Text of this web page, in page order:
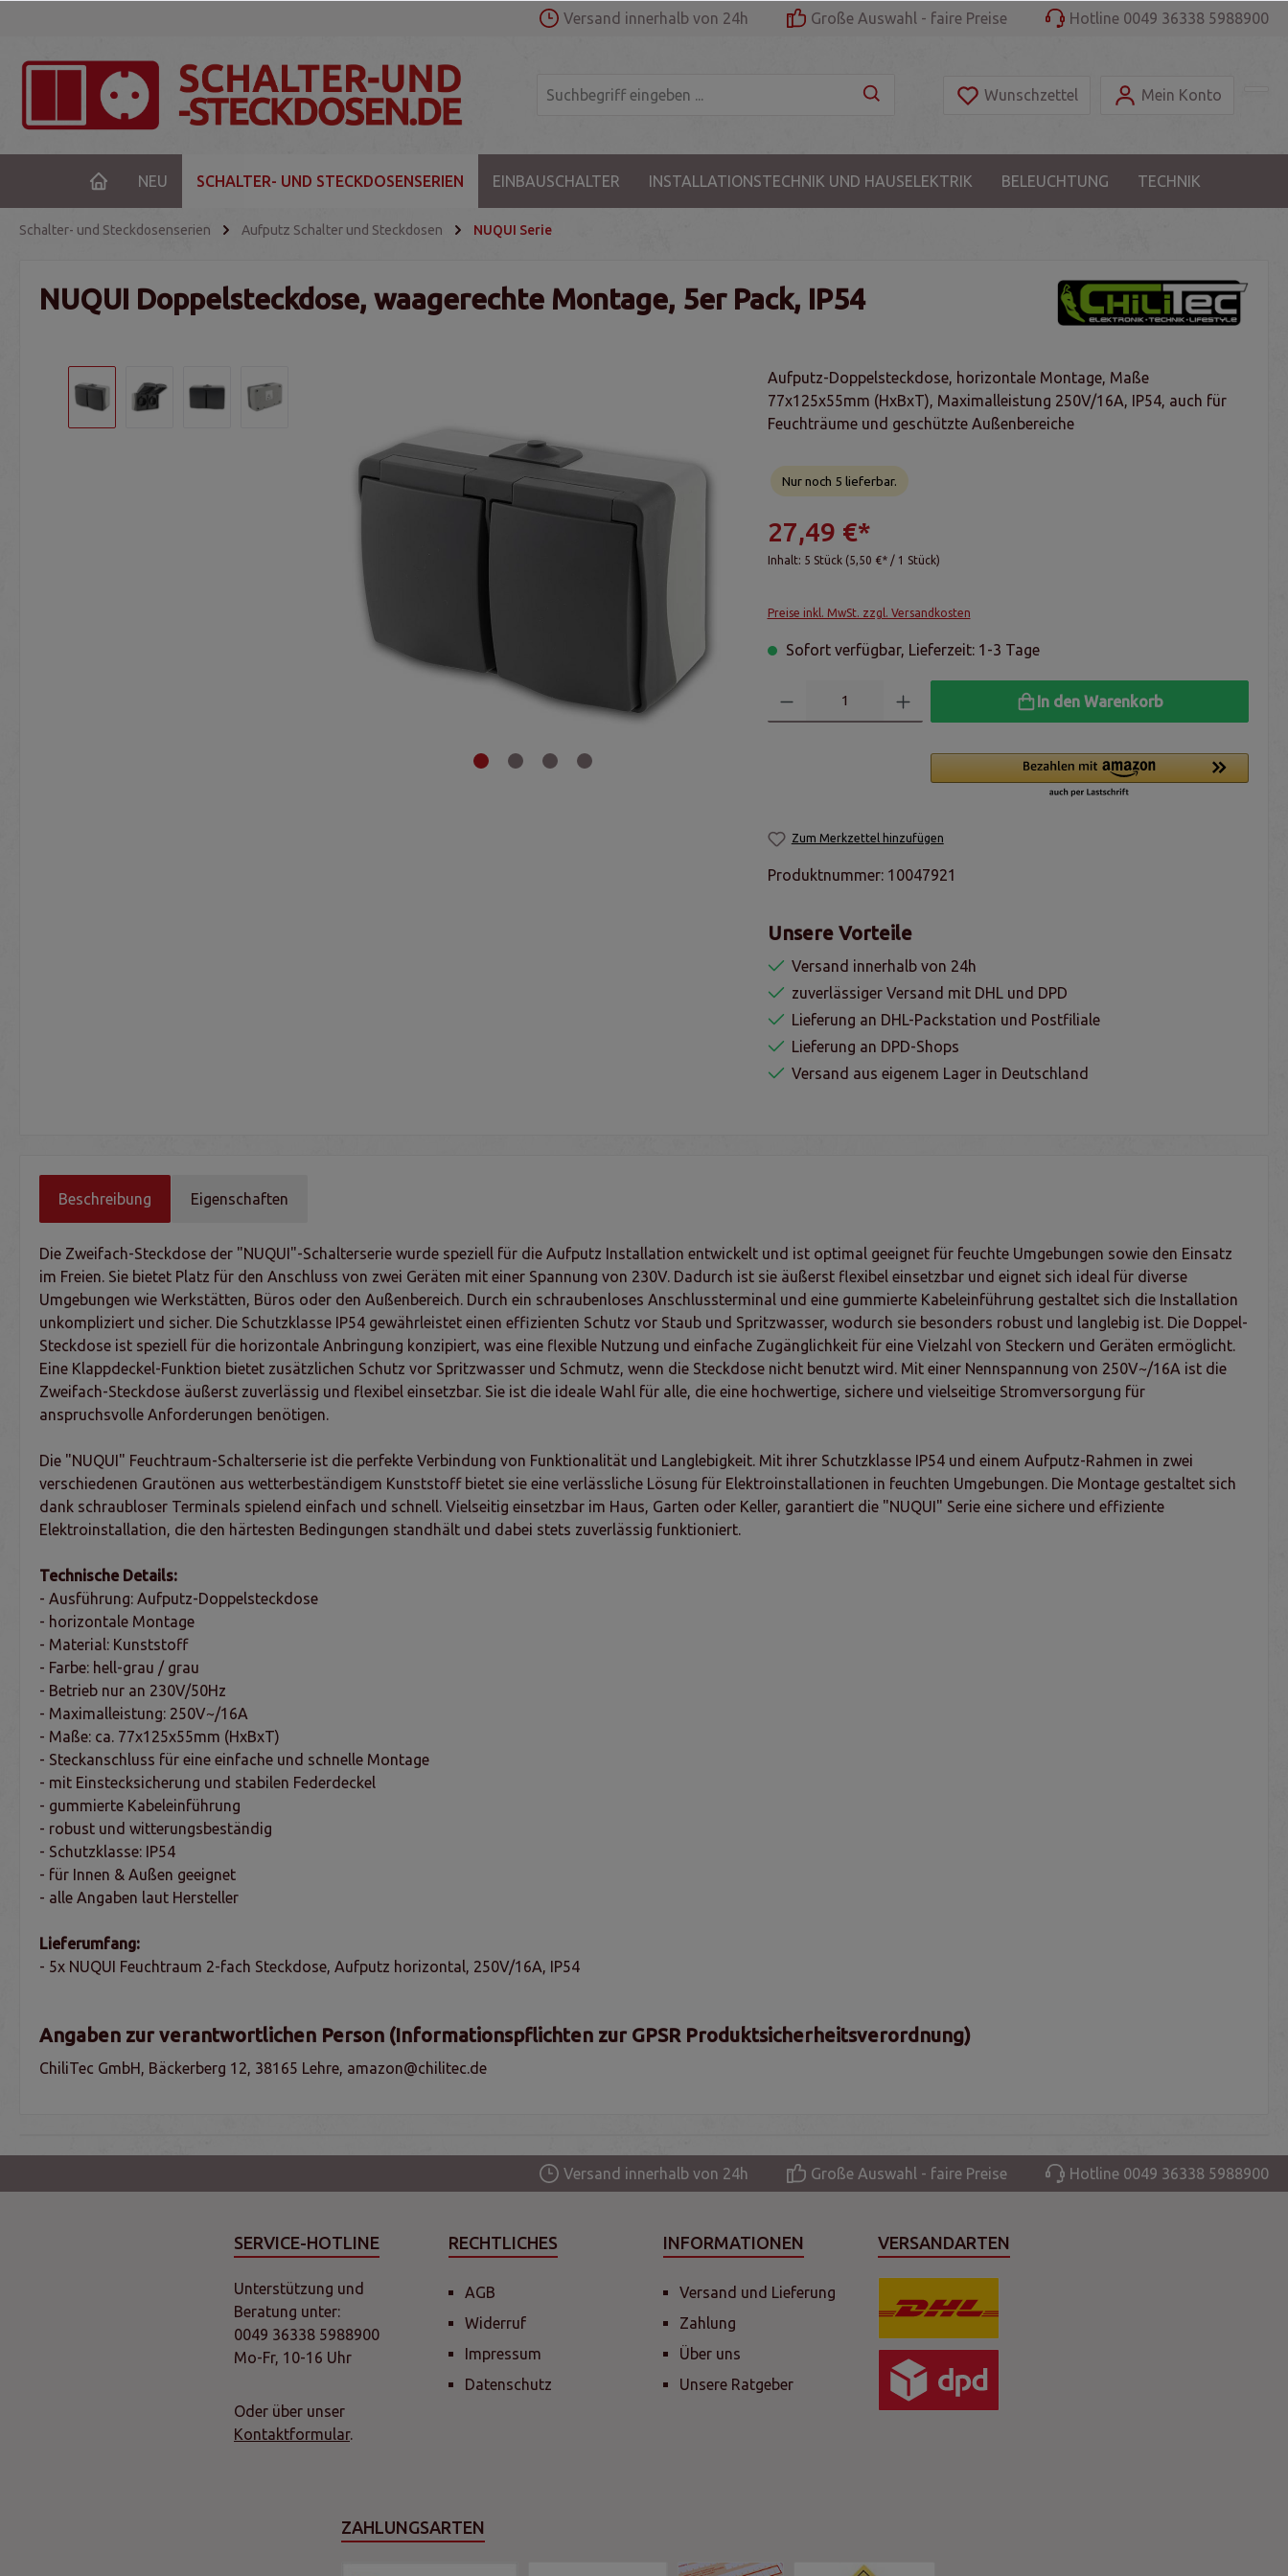
Versand innerhalb von 24h Große Auswahl - faire Preise Hotline 0049 36338 5988900
Wunschzettel Mein Konto
NEU SCHALTER- UND STECKDOSENSERIEN EINBAUSCHALTER INSTALLATIONSTECHNIK UND HAUSELEKTRIK BELEUCHTUNG TECHNIK
Schalter- und Steckdosenserien Aufputz Schalter und Steckdosen NUQUI Serie
NUQUI Doppelsteckdose, waagerechte Montage, 5er Pack, IP54
Aufputz-Doppelsteckdose, horizontale Montage, Maße
77x125x55mm (HxBxT), Maximalleistung 250V/16A, IP54, auch für
Feuchträume und geschützte Außenbereiche
Nur noch 5 lieferbar.
27,49 €*
Inhalt: 5 Stück (5,50 €* / 1 Stück)
Preise inkl. MwSt. zzgl. Versandkosten
Sofort verfügbar, Lieferzeit: 1-3 Tage
In den Warenkorb
Zum Merkzettel hinzufügen
Produktnummer: 10047921
Unsere Vorteile
Versand innerhalb von 24h
zuverlässiger Versand mit DHL und DPD
Lieferung an DHL-Packstation und Postfiliale
Lieferung an DPD-Shops
Versand aus eigenem Lager in Deutschland
Beschreibung Eigenschaften
Die Zweifach-Steckdose der "NUQUI"-Schalterserie wurde speziell für die Aufputz Installation entwickelt und ist optimal geeignet für feuchte Umgebungen sowie den Einsatz
im Freien. Sie bietet Platz für den Anschluss von zwei Geräten mit einer Spannung von 230V. Dadurch ist sie äußerst flexibel einsetzbar und eignet sich ideal für diverse
Umgebungen wie Werkstätten, Büros oder den Außenbereich. Durch ein schraubenloses Anschlussterminal und eine gummierte Kabeleinführung gestaltet sich die Installation
unkompliziert und sicher. Die Schutzklasse IP54 gewährleistet einen effizienten Schutz vor Staub und Spritzwasser, wodurch sie besonders robust und langlebig ist. Die Doppel-
Steckdose ist speziell für die horizontale Anbringung konzipiert, was eine flexible Nutzung und einfache Zugänglichkeit für eine Vielzahl von Steckern und Geräten ermöglicht.
Eine Klappdeckel-Funktion bietet zusätzlichen Schutz vor Spritzwasser und Schmutz, wenn die Steckdose nicht benutzt wird. Mit einer Nennspannung von 250V~/16A ist die
Zweifach-Steckdose äußerst zuverlässig und flexibel einsetzbar. Sie ist die ideale Wahl für alle, die eine hochwertige, sichere und vielseitige Stromversorgung für
anspruchsvolle Anforderungen benötigen.
Die "NUQUI" Feuchtraum-Schalterserie ist die perfekte Verbindung von Funktionalität und Langlebigkeit. Mit ihrer Schutzklasse IP54 und einem Aufputz-Rahmen in zwei
verschiedenen Grautönen aus wetterbeständigem Kunststoff bietet sie eine verlässliche Lösung für Elektroinstallationen in feuchten Umgebungen. Die Montage gestaltet sich
dank schraubloser Terminals spielend einfach und schnell. Vielseitig einsetzbar im Haus, Garten oder Keller, garantiert die "NUQUI" Serie eine sichere und effiziente
Elektroinstallation, die den härtesten Bedingungen standhält und dabei stets zuverlässig funktioniert.
Technische Details:
- Ausführung: Aufputz-Doppelsteckdose
- horizontale Montage
- Material: Kunststoff
- Farbe: hell-grau / grau
- Betrieb nur an 230V/50Hz
- Maximalleistung: 250V~/16A
- Maße: ca. 77x125x55mm (HxBxT)
- Steckanschluss für eine einfache und schnelle Montage
- mit Einstecksicherung und stabilen Federdeckel
- gummierte Kabeleinführung
- robust und witterungsbeständig
- Schutzklasse: IP54
- für Innen & Außen geeignet
- alle Angaben laut Hersteller
Lieferumfang:
- 5x NUQUI Feuchtraum 2-fach Steckdose, Aufputz horizontal, 250V/16A, IP54
Angaben zur verantwortlichen Person (Informationspflichten zur GPSR Produktsicherheitsverordnung)
ChiliTec GmbH, Bäckerberg 12, 38165 Lehre, amazon@chilitec.de
Versand innerhalb von 24h Große Auswahl - faire Preise Hotline 0049 36338 5988900
SERVICE-HOTLINE
Unterstützung und
Beratung unter:
0049 36338 5988900
Mo-Fr, 10-16 Uhr
Oder über unser
Kontaktformular.
RECHTLICHES
AGB
Widerruf
Impressum
Datenschutz
INFORMATIONEN
Versand und Lieferung
Zahlung
Über uns
Unsere Ratgeber
VERSANDARTEN
ZAHLUNGSARTEN